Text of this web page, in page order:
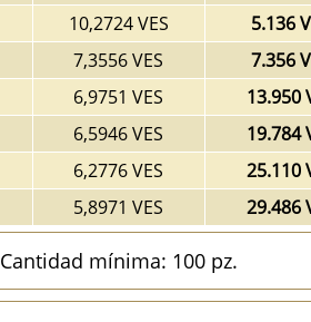
10,2724 VES
5.136
7,3556 VES
7.356
6,9751 VES
13.950
6,5946 VES
19.784
6,2776 VES
25.110
5,8971 VES 29.486
Cantidad mínima: 100 pz.